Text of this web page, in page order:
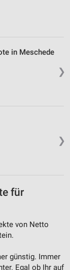
❯
in Meschede
❯
für
von Netto
günstig. Immer
Egal ob Ihr auf